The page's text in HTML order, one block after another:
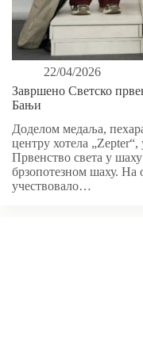
22/04/2026
Завршено Светско
Бањи
Доделом медаља,
центру хотела
Првенство света у
брзопотезном шаху.
учествовало…